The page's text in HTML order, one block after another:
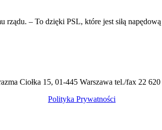
rządu. – To dzięki PSL, które jest siłą
Ciołka 15, 01-445 Warszawa tel./fax 22
Polityka Prywatności